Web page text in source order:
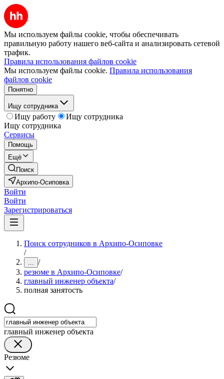
Мы используем файлы cookie, чтобы обеспечивать
правильную работу нашего веб-сайта и анализировать сетевой
трафик.
Правила использования файлов cookie
Мы используем файлы cookie. Правила использования
файлов cookie
Понятно
Ищу сотрудника
Ищу работу
Ищу сотрудника
Ищу сотрудника
Сервисы
Помощь
Ещё
Поиск
Архипо-Осиповка
Войти
Войти
Зарегистрироваться
Поиск сотрудников в Архипо-Осиповке
/
... /
резюме в Архипо-Осиповке/
главный инженер объекта/
полная занятость
главный инженер объекта
Резюме